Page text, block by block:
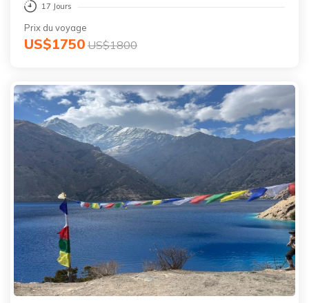
17 Jours
Prix du voyage
US$1750 US$1800